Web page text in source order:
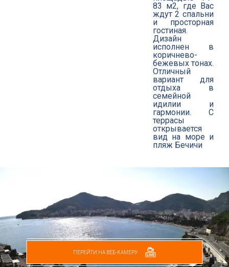
83 м2, где Вас
ждут 2 спальни
и просторная
гостиная.
Дизайн
исполнен в
коричнево-
бежевых тонах.
Отличный
вариант для
отдыха в
семейной
идилии и
гармонии. С
террасы
открывается
вид на море и
пляж Бечичи
ПЕРЕЙТИ НА ВЕБ-КАМЕРУ